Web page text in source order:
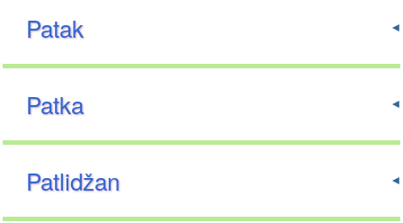
Patak
Patka
Patlidžan